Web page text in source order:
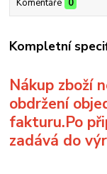
Komentáře 0
Kompletní
Nákup zboží
obdržení
fakturu.Po
zadává do